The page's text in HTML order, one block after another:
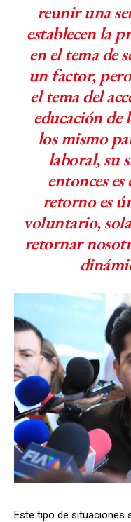
reunir una
establecen la
en el tema de
un factor,
el tema del
educación de
los mismo
laboral, su
entonces
retorno es
voluntario,
retornar
Este tipo de situaciones